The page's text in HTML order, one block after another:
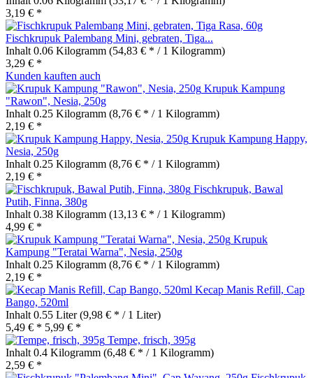
3,19 € *
Fischkrupuk Palembang Mini, gebraten, Tiga...
Inhalt 0.06 Kilogramm (54,83 € * / 1 Kilogramm)
3,29 € *
Kunden kauften auch
Krupuk Kampung
"Rawon", Nesia, 250g
Inhalt 0.25 Kilogramm (8,76 € * / 1 Kilogramm)
2,19 € *
Krupuk Kampung Happy,
Nesia, 250g
Inhalt 0.25 Kilogramm (8,76 € * / 1 Kilogramm)
2,19 € *
Fischkrupuk, Bawal
Putih, Finna, 380g
Inhalt 0.38 Kilogramm (13,13 € * / 1 Kilogramm)
4,99 € *
Krupuk
Kampung "Teratai Warna", Nesia, 250g
Inhalt 0.25 Kilogramm (8,76 € * / 1 Kilogramm)
2,19 € *
Kecap Manis Refill, Cap
Bango, 520ml
Inhalt 0.55 Liter(9,98 € * / 1 Liter)
5,49 € * 5,99 € *
Tempe, frisch, 395g
Inhalt 0.4 Kilogramm (6,48 € * / 1 Kilogramm)
2,59 € *